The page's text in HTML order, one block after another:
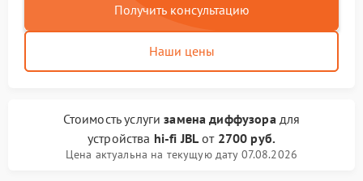
Получить консультацию
Наши цены
Стоимость услугизамена диффузорадля
устройства hi-fi JBL от 2700 руб.
Цена актуальна на текущую дату 07.08.2026